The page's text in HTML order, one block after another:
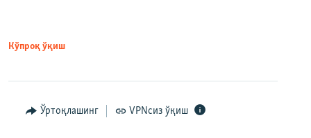
Кўпроқ ўқиш
Ўртоқлашинг VPNсиз ўқиш